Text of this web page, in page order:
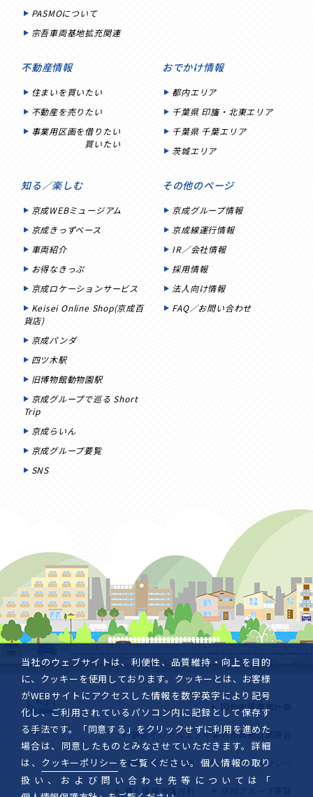
PASMOについて
宗吾車両基地拡充関連
不動産情報
住まいを買いたい
不動産を売りたい
事業用区画を借りたい
買いたい
おでかけ情報
都内エリア
千葉県 印旛・北東エリア
千葉県 千葉エリア
茨城エリア
知る／楽しむ
京成WEBミュージアム
京成きっずベース
車両紹介
お得なきっぷ
京成ロケーションサービス
Keisei Online Shop(京成百
貨店)
京成パンダ
四ツ木駅
旧博物館動物園駅
京成グループで巡る Short
Trip
京成らいん
京成グループ要覧
SNS
その他のページ
京成グループ情報
京成線運行情報
IR／会社情報
採用情報
法人向け情報
FAQ／お問い合わせ
国民保護業務計画
新型インフルエンザ等対策業務計画要旨
被害者等支援計画 クッキーポリシー
個人情報保護方針
当社のウェブサイトは、利便性、品質維持・向上を目的
に、クッキーを使用しております。クッキーとは、お客様
がWEBサイトにアクセスした情報を数字英字により記号
化し、ご利用されているパソコン内に記録として保存す
る手法です。「同意する」をクリックせずに利用を進めた
場合は、同意したものとみなさせていただきます。詳細
は、 クッキーポリシー をご覧ください。個人情報の取り
扱い、および問い合わせ先等については「